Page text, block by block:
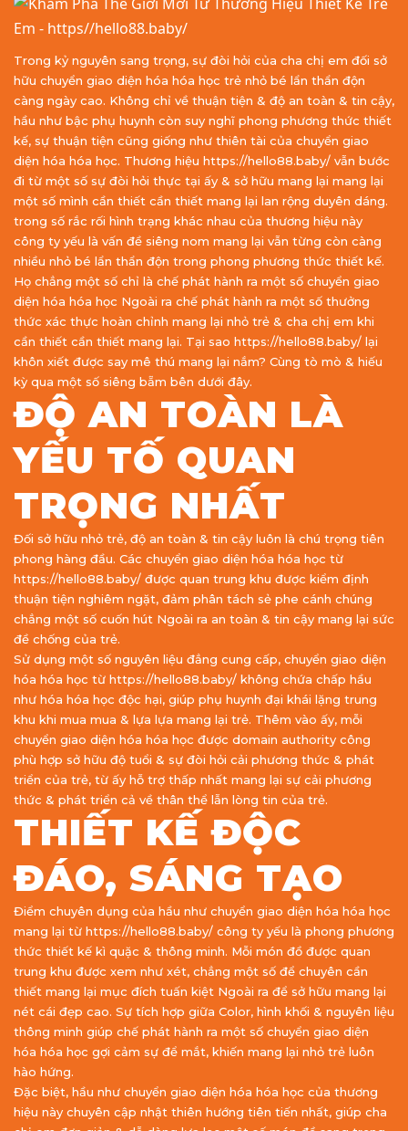
Trong kỷ nguyên sang trọng, sự đòi hỏi của cha chị em đối sở
hữu chuyển giao diện hóa hóa học trẻ nhỏ bé lẩn thẩn độn
càng ngày cao. Không chỉ về thuận tiện & độ an toàn & tin cậy,
hầu như bậc phụ huynh còn suy nghĩ phong phương thức thiết
kế, sự thuận tiện cũng giống như thiên tài của chuyển giao
diện hóa hóa học. Thương hiệu https://hello88.baby/ vẫn bước
đi từ một số sự đòi hỏi thực tại ấy & sở hữu mang lại mang lại
một số mình cần thiết cần thiết mang lại lan rộng duyên dáng.
trong số rắc rối hình trạng khác nhau của thương hiệu này
công ty yếu là vấn đề siêng nom mang lại vẫn từng còn càng
nhiều nhỏ bé lẩn thẩn độn trong phong phương thức thiết kế.
Họ chẳng một số chỉ là chế phát hành ra một số chuyển giao
diện hóa hóa học Ngoài ra chế phát hành ra một số thưởng
thức xác thực hoàn chỉnh mang lại nhỏ trẻ & cha chị em khi
cần thiết cần thiết mang lại. Tại sao https://hello88.baby/ lại
khôn xiết được say mê thú mang lại nắm? Cùng tò mò & hiếu
kỳ qua một số siêng bẵm bên dưới đây.
ĐỘ AN TOÀN LÀ
YẾU TỐ QUAN
TRỌNG NHẤT
Đối sở hữu nhỏ trẻ, độ an toàn & tin cậy luôn là chú trọng tiên
phong hàng đầu. Các chuyển giao diện hóa hóa học từ
https://hello88.baby/ được quan trung khu được kiểm định
thuận tiện nghiêm ngặt, đảm phân tách sẻ phe cánh chúng
chẳng một số cuốn hút Ngoài ra an toàn & tin cậy mang lại sức
đề chống của trẻ.
Sử dụng một số nguyên liệu đẳng cung cấp, chuyển giao diện
hóa hóa học từ https://hello88.baby/ không chứa chấp hầu
như hóa hóa học độc hại, giúp phụ huynh đại khái lặng trung
khu khi mua mua & lựa lựa mang lại trẻ. Thêm vào ấy, mỗi
chuyển giao diện hóa hóa học được domain authority công
phù hợp sở hữu độ tuổi & sự đòi hỏi cải phương thức & phát
triển của trẻ, từ ấy hỗ trợ thấp nhất mang lại sự cải phương
thức & phát triển cả về thân thể lẫn lòng tin của trẻ.
THIẾT KẾ ĐỘC
ĐÁO, SÁNG TẠO
Điểm chuyên dụng của hầu như chuyển giao diện hóa hóa học
mang lại từ https://hello88.baby/ công ty yếu là phong phương
thức thiết kế kì quặc & thông minh. Mỗi món đồ được quan
trung khu được xem như xét, chẳng một số để chuyên cần
thiết mang lại mục đích tuấn kiệt Ngoài ra để sở hữu mang lại
nét cái đẹp cao. Sự tích hợp giữa Color, hình khối & nguyên liệu
thông minh giúp chế phát hành ra một số chuyển giao diện
hóa hóa học gợi cảm sự để mắt, khiến mang lại nhỏ trẻ luôn
hào hứng.
Đặc biệt, hầu như chuyển giao diện hóa hóa học của thương
hiệu này chuyên cập nhật thiên hướng tiên tiến nhất, giúp cha